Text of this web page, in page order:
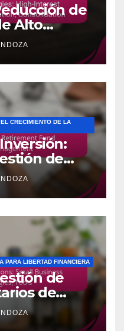
de
Alto
CRECIMIENTO DE LA
de
PARA LIBERTAD FINANCIERA
de
de